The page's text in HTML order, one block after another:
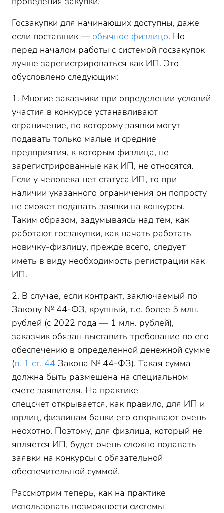
Госзакупки для начинающих доступны, даже
если поставщик — обычное физлицо. Но
перед началом работы с системой госзакупок
лучше зарегистрироваться как ИП. Это
обусловлено следующим:
1. Многие заказчики при определении условий
участия в конкурсе устанавливают
ограничение, по которому заявки могут
подавать только малые и средние
предприятия, к которым физлица, не
зарегистрированные как ИП, не относятся.
Если у человека нет статуса ИП, то при
наличии указанного ограничения он попросту
не сможет подавать заявки на конкурсы.
Таким образом, задумываясь над тем, как
работают госзакупки, как начать работать
новичку-физлицу, прежде всего, следует
иметь в виду необходимость регистрации как
ИП.
2. В случае, если контракт, заключаемый по
Закону № 44-ФЗ, крупный, т.е. более 5 млн.
рублей (с 2022 года — 1 млн. рублей),
заказчик обязан выставить требование по его
обеспечению в определенной денежной сумме
(п. 1 ст. 44 Закона № 44-ФЗ). Такая сумма
должна быть размещена на специальном
счете заявителя. На практике
спецсчет открывается, как правило, для ИП и
юрлиц, физлицам банки его открывают очень
неохотно. Поэтому, для физлица, который не
является ИП, будет очень сложно подавать
заявки на конкурсы с обязательной
обеспечительной суммой.
Рассмотрим теперь, как на практике
использовать возможности системы